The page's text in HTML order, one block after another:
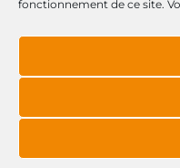
fonctionnement de ce site.